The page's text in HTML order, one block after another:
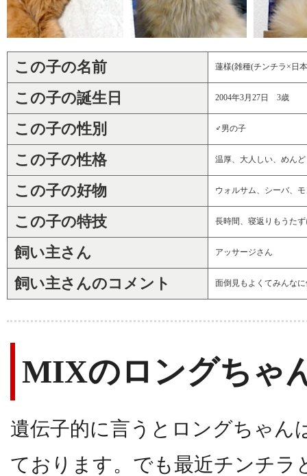
この子の名前 蓮様(雑種(チンチラ×日
この子の誕生日 2004年3月27日 3歳
この子の性別 ♂男の子
この子の性格 温厚、大人しい、めん
この子の好物 ウォルサム、シーバ、
この子の特技 長時間、寝返りもうた
飼い主さん アッサージさん
飼い主さんのコメント 面倒見もよくてみんな
MIXのロングちゃ
遺伝子的に言うとロングちゃん
ております。でも最近チンチラ